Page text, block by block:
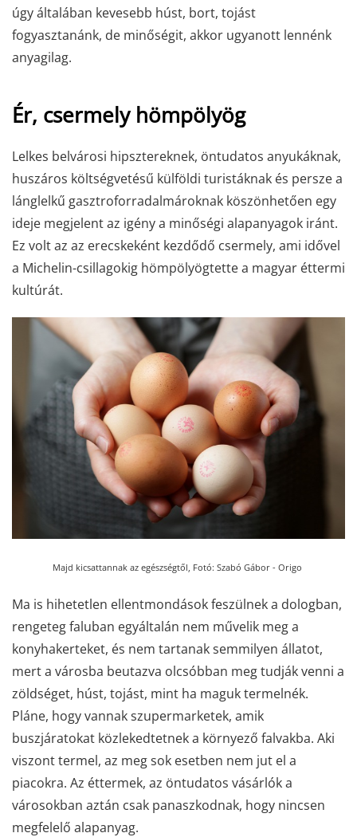
úgy általában kevesebb húst, bort, tojást
fogyasztanánk, de minőségit, akkor ugyanott lennénk
anyagilag.
Ér, csermely hömpölyög
Lelkes belvárosi hipsztereknek, öntudatos anyukáknak,
huszáros költségvetésű külföldi turistáknak és persze a
lánglelkű gasztroforradalmároknak köszönhetően egy
ideje megjelent az igény a minőségi alapanyagok iránt.
Ez volt az az erecskeként kezdődő csermely, ami idővel
a Michelin-csillagokig hömpölyögtette a magyar éttermi
kultúrát.
Majd kicsattannak az egészségtől, Fotó: Szabó Gábor - Origo
Ma is hihetetlen ellentmondások feszülnek a dologban,
rengeteg faluban egyáltalán nem művelik meg a
konyhakerteket, és nem tartanak semmilyen állatot,
mert a városba beutazva olcsóbban meg tudják venni a
zöldséget, húst, tojást, mint ha maguk termelnék.
Pláne, hogy vannak szupermarketek, amik
buszjáratokat közlekedtetnek a környező falvakba. Aki
viszont termel, az meg sok esetben nem jut el a
piacokra. Az éttermek, az öntudatos vásárlók a
városokban aztán csak panaszkodnak, hogy nincsen
megfelelő alapanyag.